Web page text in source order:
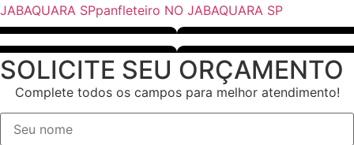
JABAQUARA SPpanfleteiro NO JABAQUARA SP
SOLICITE SEU ORÇAMENTO
Complete todos os campos para melhor atendimento!